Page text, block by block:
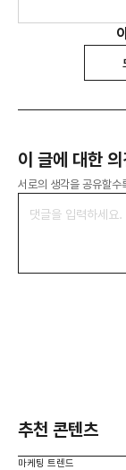
이 글에 대한
서로의 생각을 공유할수
추천 콘텐츠
마케팅 트렌드